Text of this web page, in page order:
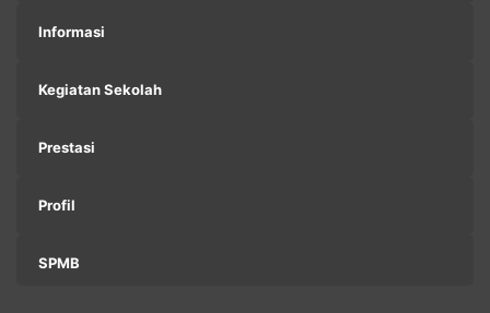
Informasi
Kegiatan Sekolah
Prestasi
Profil
SPMB